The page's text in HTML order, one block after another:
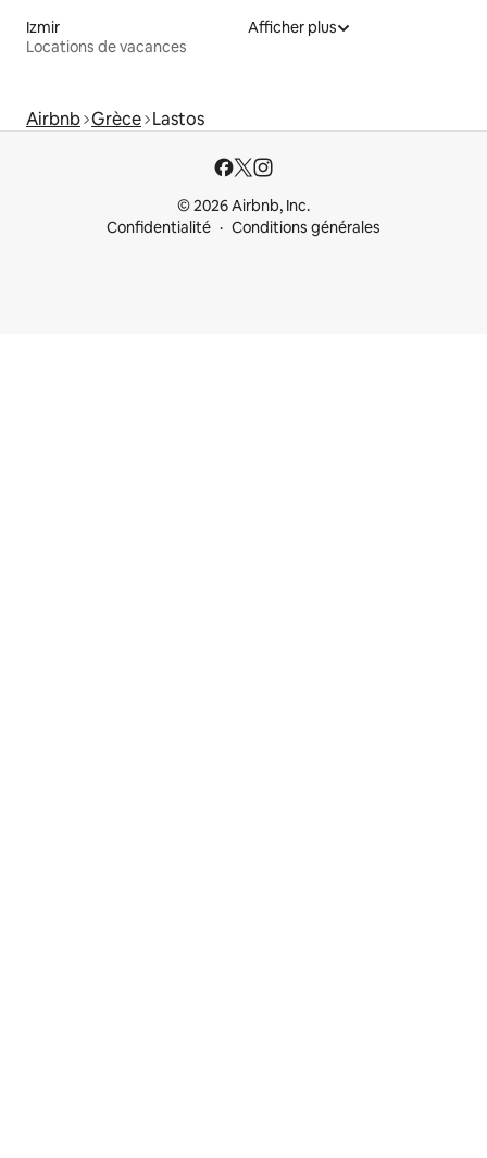
Izmir
Locations de vacances
Afficher plus
Airbnb Grèce Lastos
© 2026 Airbnb, Inc.
Confidentialité
Conditions générales